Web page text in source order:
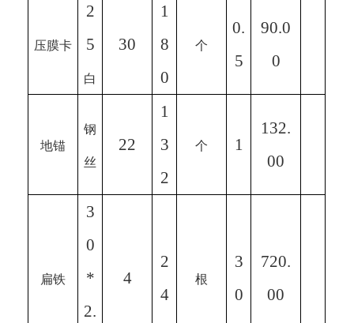
压膜卡
2
5
白
30
1
8
0
个
0.
5
90.0
0
地锚
钢
丝
22
1
3
2
个 1
132.
00
扁铁
3
0
*
2.
4
2
4
根
3
0
720.
00